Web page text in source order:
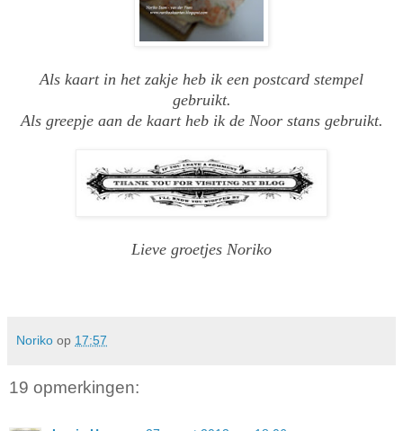
Als kaart in het zakje heb ik een postcard stempel
gebruikt.
Als greepje aan de kaart heb ik de Noor stans gebruikt.
Lieve groetjes Noriko
Noriko op 17:57
19 opmerkingen: